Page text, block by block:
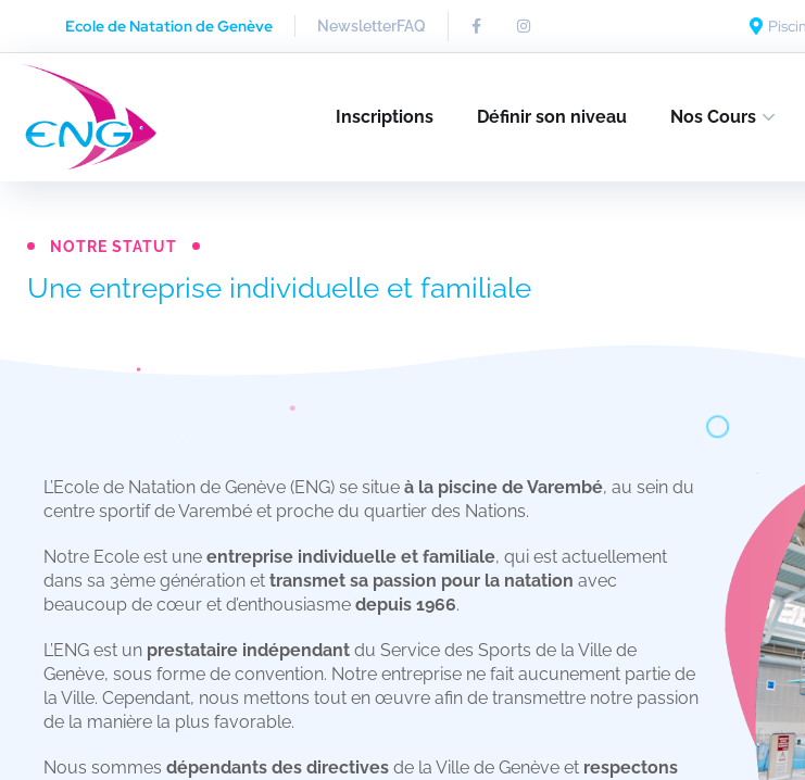
Ecole de Natation de Genève NewsletterFAQ
Inscriptions Définir son niveau Nos Cours
NOTRE STATUT
Une entreprise individuelle et familiale
L’Ecole de Natation de Genève (ENG) se situe à la piscine de Varembé, au sein du
centre sportif de Varembé et proche du quartier des Nations.
Notre Ecole est une entreprise individuelle et familiale, qui est actuellement
dans sa 3ème génération et transmet sa passion pour la natation avec
beaucoup de cœur et d’enthousiasme depuis 1966.
L’ENG est un prestataire indépendant du Service des Sports de la Ville de
Genève, sous forme de convention. Notre entreprise ne fait aucunement partie de
la Ville. Cependant, nous mettons tout en œuvre afin de transmettre notre passion
de la manière la plus favorable.
Nous sommes dépendants des directives de la Ville de Genève et respectons